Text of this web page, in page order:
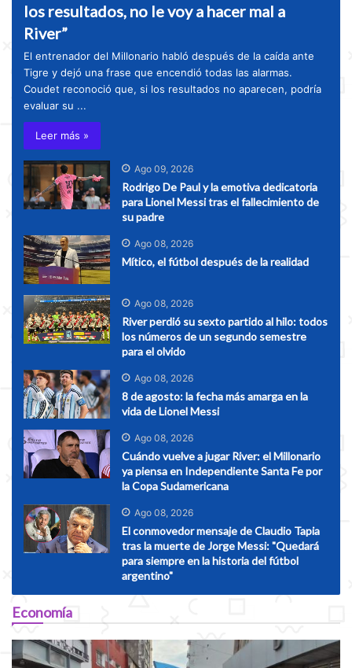
los resultados, no le voy a hacer mal a
River”
El entrenador del Millonario habló después de la caída ante
Tigre y dejó una frase que encendió todas las alarmas.
Coudet reconoció que, si los resultados no aparecen, podría
evaluar su ...
Leer más »
Ago 09, 2026
Rodrigo De Paul y la emotiva dedicatoria
para Lionel Messi tras el fallecimiento de
su padre
Ago 08, 2026
Mítico, el fútbol después de la realidad
Ago 08, 2026
River perdió su sexto partido al hilo: todos
los números de un segundo semestre
para el olvido
Ago 08, 2026
8 de agosto: la fecha más amarga en la
vida de Lionel Messi
Ago 08, 2026
Cuándo vuelve a jugar River: el Millonario
ya piensa en Independiente Santa Fe por
la Copa Sudamericana
Ago 08, 2026
El conmovedor mensaje de Claudio Tapia
tras la muerte de Jorge Messi: "Quedará
para siempre en la historia del fútbol
argentino"
Economía